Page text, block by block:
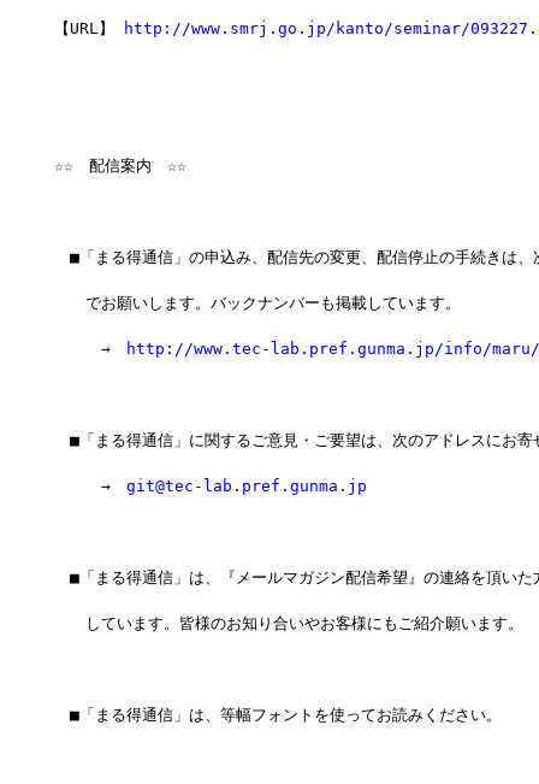
【URL】 http://www.smrj.go.jp/kanto/seminar/
☆☆　配信案内　☆☆
■「まる得通信」の申込み、配信先の変更、配信停止の手続きは、
でお願いします。バックナンバーも掲載しています。
→ http://www.tec-lab.pref.gunma.jp/info/maru/
■「まる得通信」に関するご意見・ご要望は、次のアドレスにお寄
→ git@tec-lab.pref.gunma.jp
■「まる得通信」は、『メールマガジン配信希望』の連絡を頂いた
しています。皆様のお知り合いやお客様にもご紹介願います。
■「まる得通信」は、等幅フォントを使ってお読みください。